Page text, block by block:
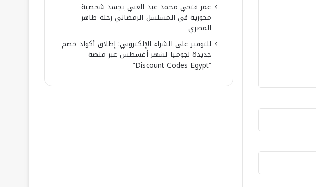
عمر فتحي محمد عبد الغني يجسد شخصية
محورية في المسلسل الرمضاني رحلة طاهر
المصري
للتوفير على الشراء الإلكتروني: إطلاق أكواد خصم
جديدة لجوميا لشهر أغسطس عبر منصة
“Discount Codes Egypt”